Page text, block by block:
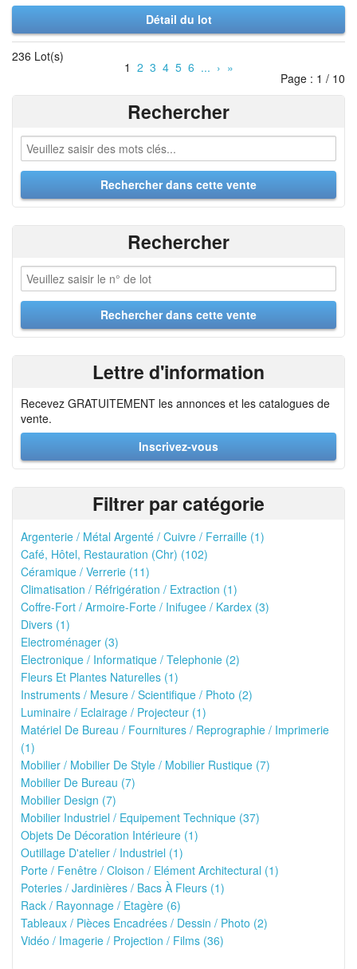
Détail du lot
236 Lot(s)
1 2 3 4 5 6 ... › »
Page : 1 / 10
Rechercher
Rechercher
Lettre d'information
Recevez GRATUITEMENT les annonces et les catalogues de
vente.
Inscrivez-vous
Filtrer par catégorie
Argenterie / Métal Argenté / Cuivre / Ferraille (1)
Café, Hôtel, Restauration (Chr) (102)
Céramique / Verrerie (11)
Climatisation / Réfrigération / Extraction (1)
Coffre-Fort / Armoire-Forte / Inifugee / Kardex (3)
Divers (1)
Electroménager (3)
Electronique / Informatique / Telephonie (2)
Fleurs Et Plantes Naturelles (1)
Instruments / Mesure / Scientifique / Photo (2)
Luminaire / Eclairage / Projecteur (1)
Matériel De Bureau / Fournitures / Reprographie / Imprimerie
(1)
Mobilier / Mobilier De Style / Mobilier Rustique (7)
Mobilier De Bureau (7)
Mobilier Design (7)
Mobilier Industriel / Equipement Technique (37)
Objets De Décoration Intérieure (1)
Outillage D'atelier / Industriel (1)
Porte / Fenêtre / Cloison / Elément Architectural (1)
Poteries / Jardinières / Bacs À Fleurs (1)
Rack / Rayonnage / Etagère (6)
Tableaux / Pièces Encadrées / Dessin / Photo (2)
Vidéo / Imagerie / Projection / Films (36)